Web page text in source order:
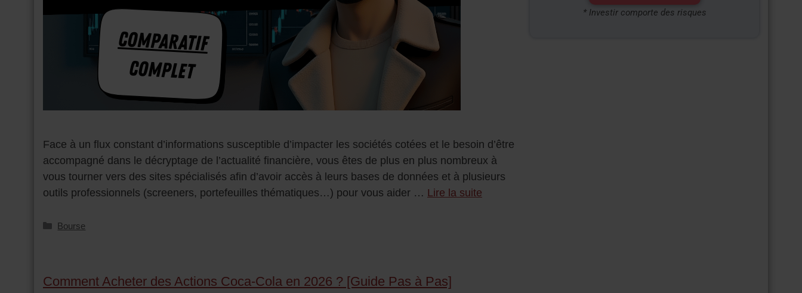
Face à un flux constant d’informations susceptible d’impacter les sociétés cotées et le besoin d’être
accompagné dans le décryptage de l’actualité financière, vous êtes de plus en plus nombreux à
vous tourner vers des sites spécialisés afin d’avoir accès à leurs bases de données et à plusieurs
outils professionnels (screeners, portefeuilles thématiques…) pour vous aider … Lire la suite
Bourse
Comment Acheter des Actions Coca-Cola en 2026 ? [Guide Pas à Pas]
* Investir comporte des risques